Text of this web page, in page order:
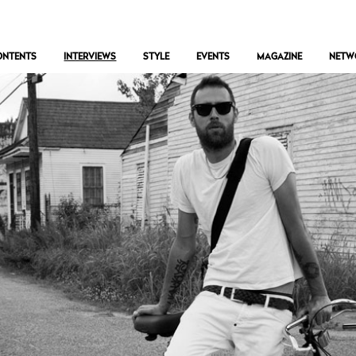
INTERVIEWS STYLE EVENTS MAGAZINE